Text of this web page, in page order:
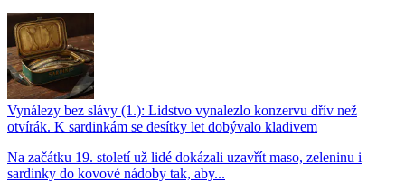
Vynálezy bez slávy (1.): Lidstvo vynalezlo konzervu dřív než
otvírák. K sardinkám se desítky let dobývalo kladivem
Na začátku 19. století už lidé dokázali uzavřít maso, zeleninu i
sardinky do kovové nádoby tak, aby...